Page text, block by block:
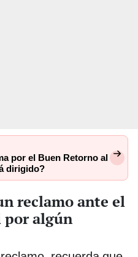
por el Buen Retorno al
dirigido?
reclamo ante el
por algún